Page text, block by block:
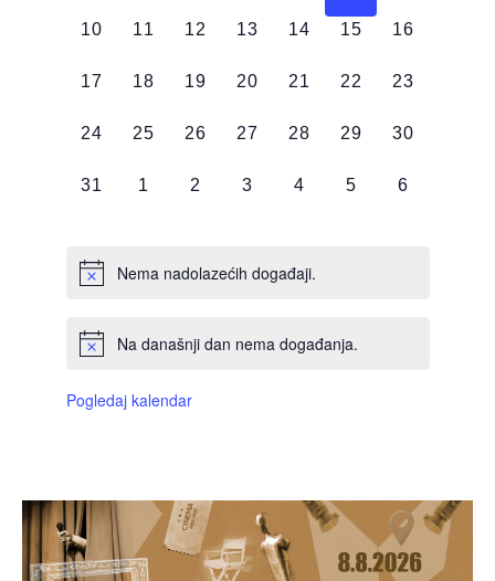
0
10
0
11
0
12
0
13
0
14
0
15
0
16
0
17
0
18
0
19
0
20
0
21
0
22
0
23
0
24
0
25
0
26
0
27
0
28
0
29
0
30
0
31
0
1
0
2
0
3
0
4
0
5
0
6
Nema nadolazećih događaji.
Na današnji dan nema događanja.
Pogledaj kalendar